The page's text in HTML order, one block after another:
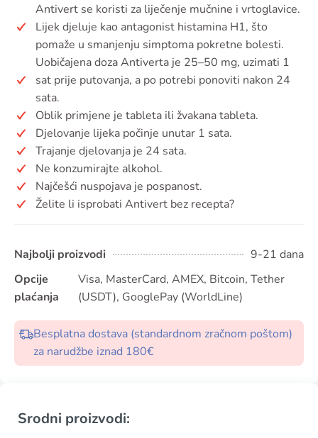
Antivert se koristi za liječenje mučnine i vrtoglavice.
Lijek djeluje kao antagonist histamina H1, što
pomaže u smanjenju simptoma pokretne bolesti.
Uobičajena doza Antiverta je 25–50 mg, uzimati 1
sat prije putovanja, a po potrebi ponoviti nakon 24
sata.
Oblik primjene je tableta ili žvakana tableta.
Djelovanje lijeka počinje unutar 1 sata.
Trajanje djelovanja je 24 sata.
Ne konzumirajte alkohol.
Najčešći nuspojava je pospanost.
Želite li isprobati Antivert bez recepta?
Najbolji proizvodi
9-21 dana
Opcije
plaćanja
Visa, MasterCard, AMEX, Bitcoin, Tether
(USDT), GooglePay (WorldLine)
Besplatna dostava (standardnom zračnom poštom)
za narudžbe iznad 180€
Srodni proizvodi: